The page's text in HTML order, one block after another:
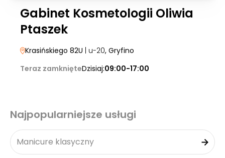
Gabinet Kosmetologii Oliwia
Ptaszek
Krasińskiego 82U | u-20, Gryfino
Teraz zamknięteDzisiaj:09:00-17:00
Najpopularniejsze usługi
Manicure klasyczny